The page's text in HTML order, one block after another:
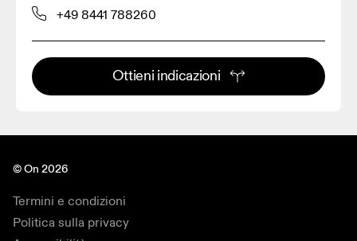
+49 8441 788260
Ottieni indicazioni
© On 2026
Termini e condizioni
Politica sulla privacy